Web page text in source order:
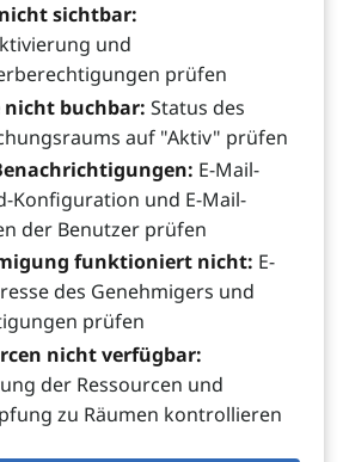
sichtbar:
und
prüfen
nicht buchbar: Status des
auf "Aktiv" prüfen
E-Mail-
Konfiguration und E-Mail-
der Benutzer prüfen
funktioniert nicht: E-
des Genehmigers und
prüfen
nicht verfügbar:
der Ressourcen und
zu Räumen kontrollieren